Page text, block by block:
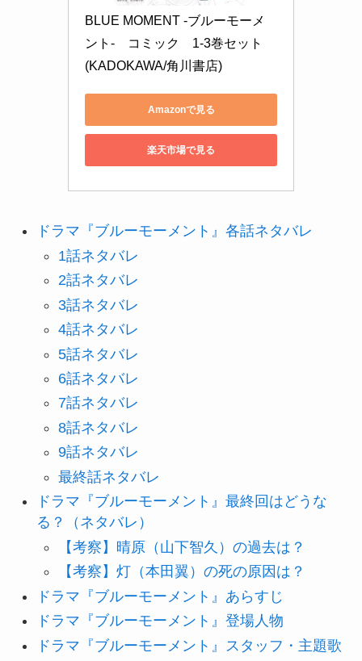
BLUE MOMENT -ブルーモーメ
ント-　コミック　1-3巻セット
(KADOKAWA/角川書店)
Amazonで見る
楽天市場で見る
ドラマ『ブルーモーメント』各話ネタバレ
1話ネタバレ
2話ネタバレ
3話ネタバレ
4話ネタバレ
5話ネタバレ
6話ネタバレ
7話ネタバレ
8話ネタバレ
9話ネタバレ
最終話ネタバレ
ドラマ『ブルーモーメント』最終回はどうな
る？（ネタバレ）
【考察】晴原（山下智久）の過去は？
【考察】灯（本田翼）の死の原因は？
ドラマ『ブルーモーメント』あらすじ
ドラマ『ブルーモーメント』登場人物
ドラマ『ブルーモーメント』スタッフ・主題歌